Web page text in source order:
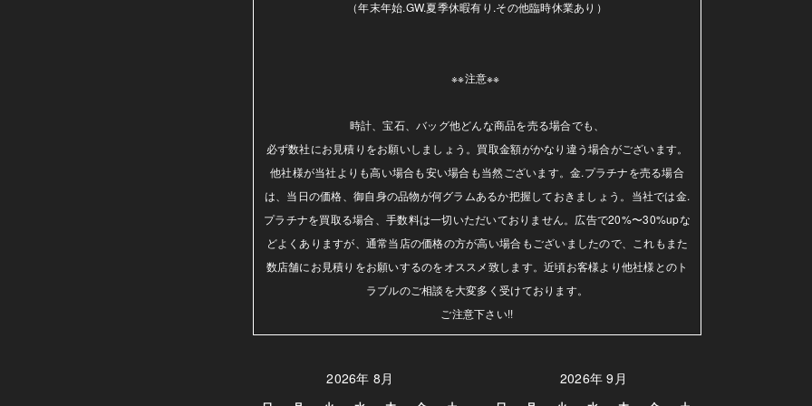
（年末年始.GW.夏季休暇有り.その他臨時休業あり）
※※注意※※
時計、宝石、バッグ他どんな商品を売る場合でも、
必ず数社にお見積りをお願いしましょう。買取金額がかなり違う場合がございます。
他社様が当社よりも高い場合も安い場合も当然ございます。金.プラチナを売る場合
は、当日の価格、御自身の品物が何グラムあるか把握しておきましょう。当社では金.
プラチナを買取る場合、手数料は一切いただいておりません。広告で20%〜30%upな
どよくありますが、通常当店の価格の方が高い場合もございましたので、これもまた
数店舗にお見積りをお願いするのをオススメ致します。近頃お客様より他社様とのト
ラブルのご相談を大変多く受けております。
ご注意下さい!!
2026年 8月 2026年 9月